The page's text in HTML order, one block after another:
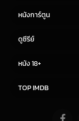
หนังการ์ตูน
ดูซีรีย์
หนัง 18+
TOP IMDB